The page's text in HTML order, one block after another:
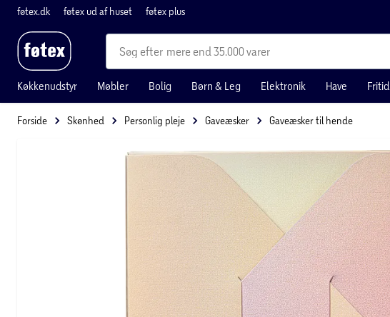
føtex.dk føtex ud af huset føtex plus
mere end 35.000 varer
Køkkenudstyr Møbler Bolig Børn & Leg Elektronik Have Fritid
Forside Skønhed Personlig pleje Gaveæsker Gaveæsker til hende